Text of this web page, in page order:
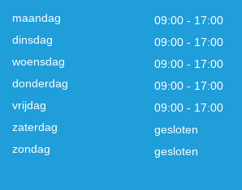
maandag
09:00 - 17:00
dinsdag
09:00 - 17:00
woensdag
09:00 - 17:00
donderdag
09:00 - 17:00
vrijdag
09:00 - 17:00
zaterdag
gesloten
zondag
gesloten